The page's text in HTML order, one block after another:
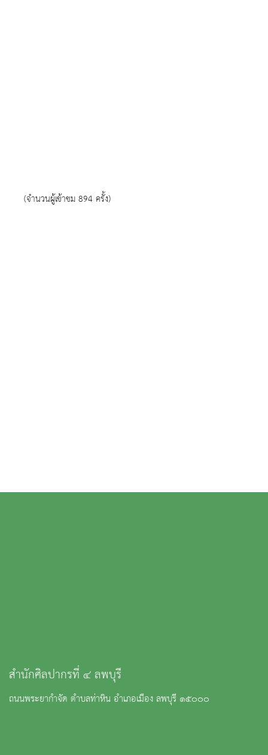
(จำนวนผู้เข้าชม 894 ครั้ง)
สำนักศิลปากรที่ ๔ ลพบุรี
ถนนพระยากำจัด ตำบลท่าหิน อำเภอเมือง ลพบุรี ๑๕๐๐๐